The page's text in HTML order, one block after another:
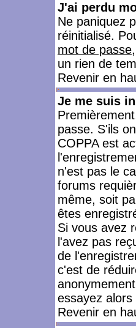
J'ai perdu
Ne paniquez
réinitialisé.
mot de passe
un rien de
Revenir en
Je me suis
passe. S'ils
COPPA est
n'est pas le
forums
même, soit
êtes
Si vous avez
l'avez pas
de
c'est de
essayez
Revenir en